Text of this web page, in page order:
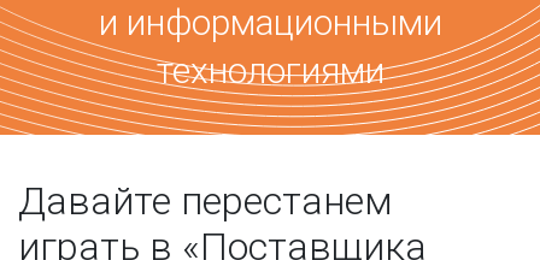
и информационными
технологиями
Давайте перестанем
играть в «Поставщика